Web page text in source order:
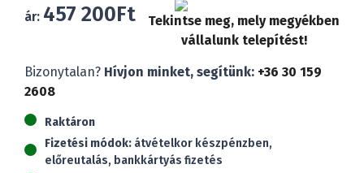
ár: 457 200Ft
CWH18YD
Legend
(5,3
mennyiség
Tekintse meg, mely megyékben
vállalunk telepítést!
Bizonytalan? Hívjon minket, segítünk: +36 30 159
2608
Raktáron
Fizetési módok: átvételkor készpénzben,
előreutalás, bankkártyás fizetés